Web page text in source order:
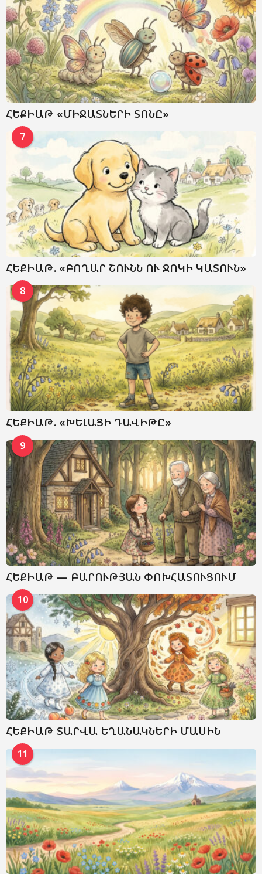
ՀԵՔԻԱԹ «ՄԻՋԱՏՆԵՐԻ ՏՈՆԸ»
7
ՀԵՔԻԱԹ. «ԲՈՂԱՐ ՇՈՒՆՆ ՈՒ ՋՈԿԻ ԿԱՏՈՒՆ»
8
ՀԵՔԻԱԹ. «ԽԵԼԱՑԻ ԴԱՎԻԹԸ»
9
ՀԵՔԻԱԹ — ԲԱՐՈՒԹՅԱՆ ՓՈԽՀԱՏՈՒՑՈՒՄ
10
ՀԵՔԻԱԹ ՏԱՐՎԱ ԵՂԱՆԱԿՆԵՐԻ ՄԱՍԻՆ
11